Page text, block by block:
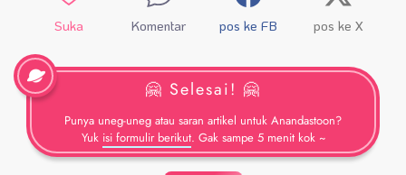
Suka Komentar pos ke FB pos ke X
🤗 Selesai! 🤗
Punya uneg-uneg atau saran artikel untuk Anandastoon?
Yuk isi formulir berikut. Gak sampe 5 menit kok ~